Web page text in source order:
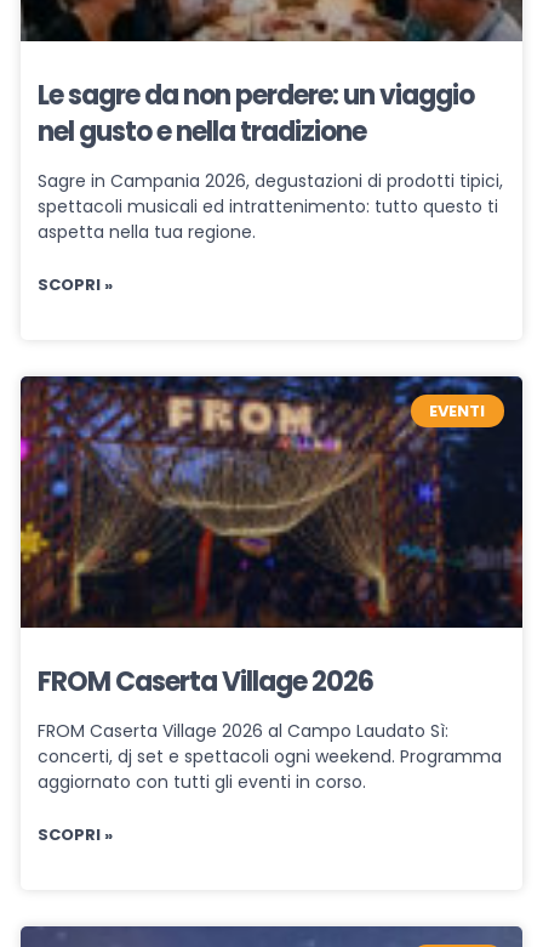
Le sagre da non perdere: un viaggio
nel gusto e nella tradizione
Sagre in Campania 2026, degustazioni di prodotti tipici,
spettacoli musicali ed intrattenimento: tutto questo ti
aspetta nella tua regione.
SCOPRI »
EVENTI
FROM Caserta Village 2026
FROM Caserta Village 2026 al Campo Laudato Sì:
concerti, dj set e spettacoli ogni weekend. Programma
aggiornato con tutti gli eventi in corso.
SCOPRI »